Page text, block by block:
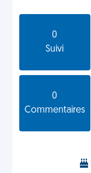
0
Suivi
0
Commentaires